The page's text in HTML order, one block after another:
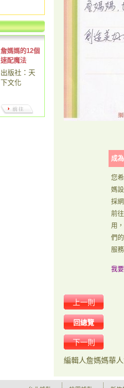
詹媽媽的12個
速配魔法
出版社：天
下文化
成
您
媽
採
前
用
們
服
我
上一則
回總覽
下一則
編輯人詹媽媽華